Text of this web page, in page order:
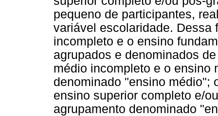
pequeno de participantes,
variável escolaridade. Dessa
incompleto e o ensino
agrupados e denominados
médio incompleto e o ensino
denominado "ensino médio";
ensino superior completo e/
agrupamento denominado